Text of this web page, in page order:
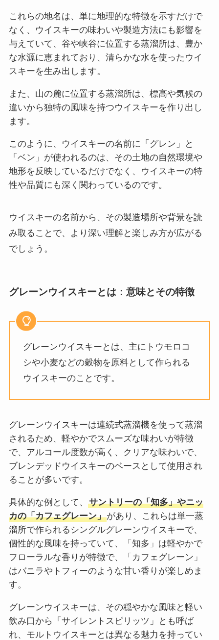
これらの地名は、単に地理的な特徴を示すだけで
なく、ウイスキーの味わいや製造方法にも影響を
与えていて、谷や峡谷に位置する蒸溜所は、豊か
な水源に恵まれており、清らかな水を使ったウイ
スキーを生み出します。
また、山の麓に位置する蒸溜所は、標高や気候の
違いから独特の風味を持つウイスキーを作り出し
ます。
このように、ウイスキーの名前に「グレン」と
「ベン」が使われるのは、その土地の自然環境や
地形を反映しているだけでなく、ウイスキーの特
性や品質にも深く関わっているのです。
ウイスキーの名前から、その製造場所や背景を読
み取ることで、より深い理解と楽しみ方が広がる
でしょう。
グレーンウイスキーとは：意味とその特徴
グレーンウイスキーとは、主にトウモロコ
シや小麦などの穀物を原料として作られる
ウイスキーのことです。
グレーンウイスキーは連続式蒸溜機を使って蒸溜
されるため、軽やかでスムーズな味わいが特徴
で、アルコール度数が高く、クリアな味わいで、
ブレンデッドウイスキーのベースとして使用され
ることが多いです。
具体的な例として、 サントリーの「知多」やニッ
カの「カフェグレーン」があり、これらは単一蒸
溜所で作られるシングルグレーンウイスキーで、
個性的な風味を持っていて、「知多」は軽やかで
フローラルな香りが特徴で、「カフェグレーン」
はバニラやトフィーのような甘い香りが楽しめま
す。
グレーンウイスキーは、その穏やかな風味と軽い
飲み口から「サイレントスピリッツ」とも呼ば
れ、モルトウイスキーとは異なる魅力を持ってい